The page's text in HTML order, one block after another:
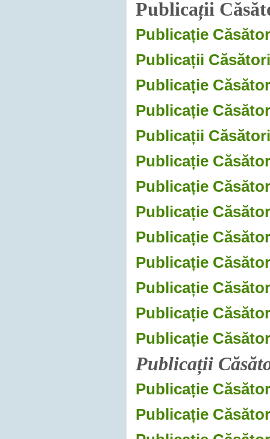
Publicații
Publicație
Publicații
Publicație
Publicație
Publicații
Publicație
Publicație
Publicație
Publicație
Publicație
Publicație
Publicație
Publicație
Publicații
Publicație
Publicație